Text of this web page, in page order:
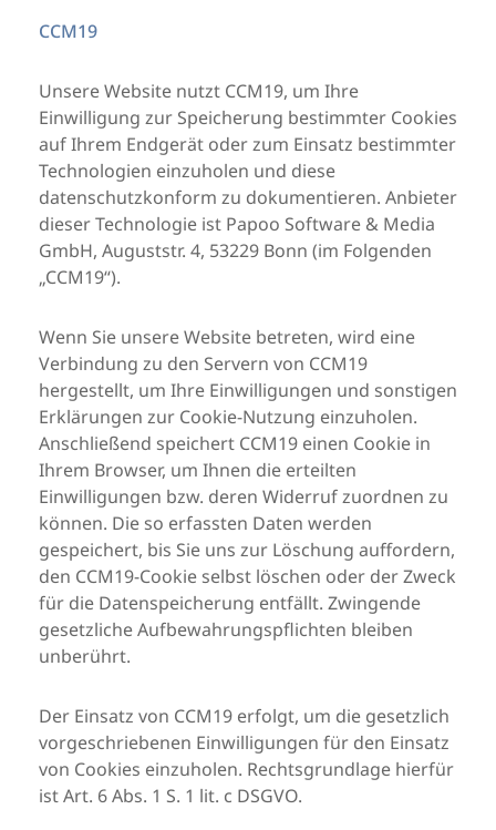
CCM19
Unsere Website nutzt CCM19, um Ihre
Einwilligung zur Speicherung bestimmter Cookies
auf Ihrem Endgerät oder zum Einsatz bestimmter
Technologien einzuholen und diese
datenschutzkonform zu dokumentieren. Anbieter
dieser Technologie ist Papoo Software & Media
GmbH, Auguststr. 4, 53229 Bonn (im Folgenden
„CCM19“).
Wenn Sie unsere Website betreten, wird eine
Verbindung zu den Servern von CCM19
hergestellt, um Ihre Einwilligungen und sonstigen
Erklärungen zur Cookie-Nutzung einzuholen.
Anschließend speichert CCM19 einen Cookie in
Ihrem Browser, um Ihnen die erteilten
Einwilligungen bzw. deren Widerruf zuordnen zu
können. Die so erfassten Daten werden
gespeichert, bis Sie uns zur Löschung auffordern,
den CCM19-Cookie selbst löschen oder der Zweck
für die Datenspeicherung entfällt. Zwingende
gesetzliche Aufbewahrungspflichten bleiben
unberührt.
Der Einsatz von CCM19 erfolgt, um die gesetzlich
vorgeschriebenen Einwilligungen für den Einsatz
von Cookies einzuholen. Rechtsgrundlage hierfür
ist Art. 6 Abs. 1 S. 1 lit. c DSGVO.